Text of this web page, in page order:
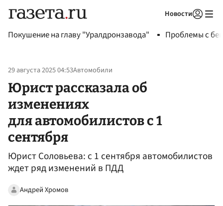
Новости
Покушение на главу "Уралдронзавода" Проблемы с
29 августа 2025 04:53Автомобили
Юрист рассказала об
изменениях
для автомобилистов с 1
сентября
Юрист Соловьева: с 1 сентября автомобилистов
ждет ряд изменений в ПДД
Андрей Хромов